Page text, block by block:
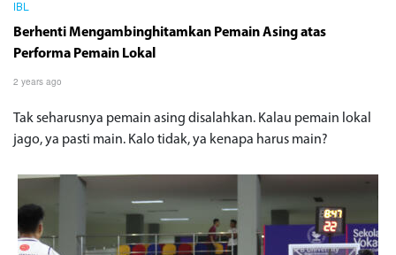
IBL
Berhenti Mengambinghitamkan Pemain Asing atas
Performa Pemain Lokal
2 years ago
Tak seharusnya pemain asing disalahkan. Kalau pemain lokal
jago, ya pasti main. Kalo tidak, ya kenapa harus main?